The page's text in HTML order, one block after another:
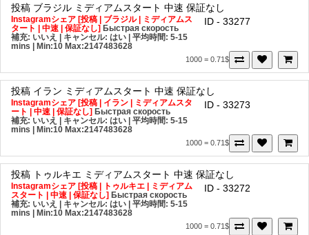
投稿 ブラジル ミディアムスタート 中速 保証なし
Instagramシェア [投稿 | ブラジル | ミディアムス
タート | 中速 | 保証なし] Быстрая скорость
補充: いいえ | キャンセル: はい | 平均時間: 5-15
mins
| Min:10 Max:2147483628
ID - 33277
1000 = 0.71$
投稿 イラン ミディアムスタート 中速 保証なし
Instagramシェア [投稿 | イラン | ミディアムスタ
ート | 中速 | 保証なし] Быстрая скорость
補充: いいえ | キャンセル: はい | 平均時間: 5-15
mins
| Min:10 Max:2147483628
ID - 33273
1000 = 0.71$
投稿 トゥルキエ ミディアムスタート 中速 保証なし
Instagramシェア [投稿 | トゥルキエ | ミディアム
スタート | 中速 | 保証なし] Быстрая скорость
補充: いいえ | キャンセル: はい | 平均時間: 5-15
mins
| Min:10 Max:2147483628
ID - 33272
1000 = 0.71$